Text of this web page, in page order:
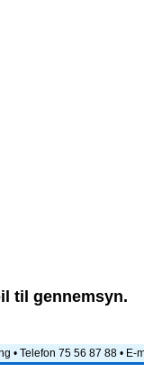
til gennemsyn.
• Telefon 75 56 87 88 • E-